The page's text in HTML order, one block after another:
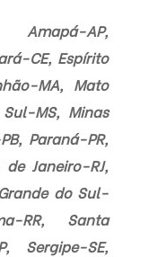
AP,
CE, Espírito
MA, Mato
MS, Minas
Paraná-PR,
Janeiro-RJ,
do Sul-
RR, Santa
Sergipe-SE,